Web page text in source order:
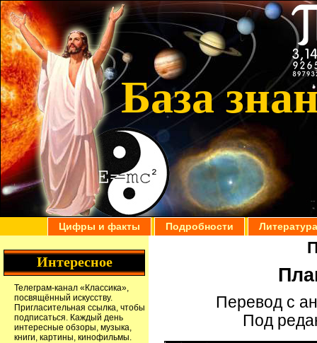
База
Цифры и факты Подробности Литература
Перевод с
Под
Интересное
Телеграм-канал «Классика»,
посвящённый искусству.
Пригласительная ссылка, чтобы
подписаться. Каждый день
интересные обзоры, музыка,
книги, картины, кинофильмы.